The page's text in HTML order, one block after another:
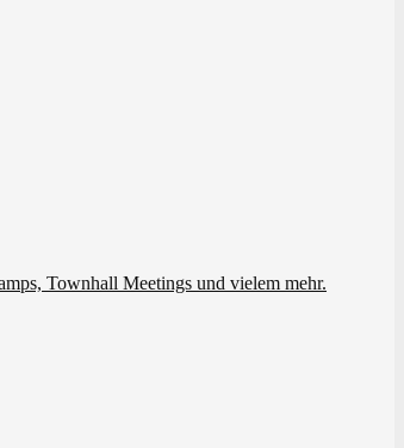
Townhall Meetings und vielem mehr.